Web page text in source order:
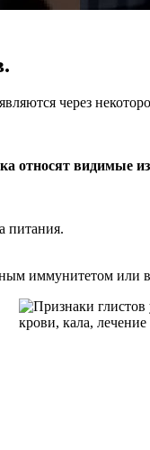
через
относят видимые
питания.
иммунитетом или